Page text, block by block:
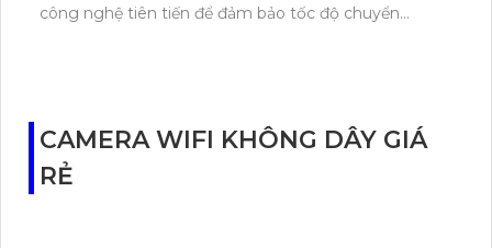
công nghệ tiên tiến để đảm bảo tốc độ chuyển
nối và chia sẻ dữ liệu trong mạng.
CAMERA WIFI KHÔNG DÂY GIÁ
RẺ